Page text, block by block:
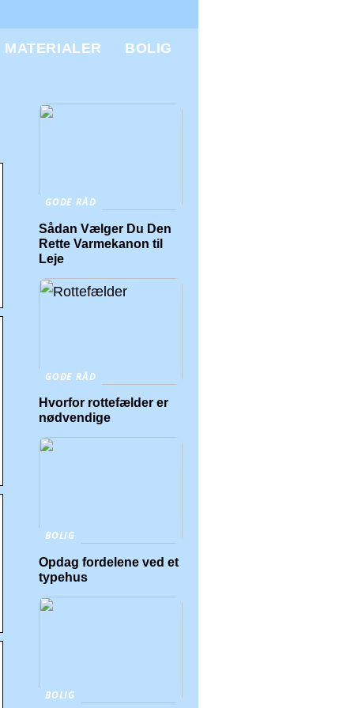
MATERIALER BOLIG
GODE RÅD
Sådan Vælger Du Den
Rette Varmekanon til
Leje
GODE RÅD
Hvorfor rottefælder er
nødvendige
BOLIG
Opdag fordelene ved et
typehus
BOLIG